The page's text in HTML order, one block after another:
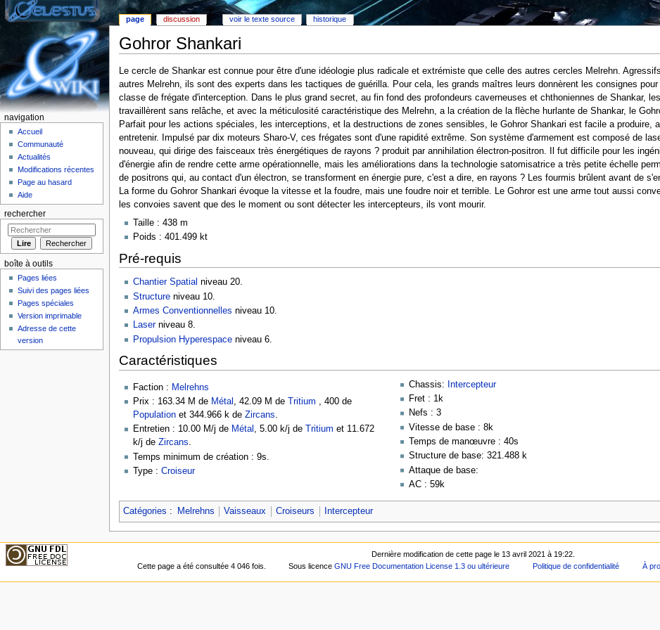
Gohror Shankari
Le cercle de Shankar est connue pour être d'une idéologie plus radicale et extrémiste que celle des autres cercles Melrehn.
autres Melrehn, ils sont des experts dans les tactiques de guérilla. Pour cela, les grands maîtres leurs donnèrent les consignes
classe de frégate d'interception. Dans le plus grand secret, au fin fond des profondeurs caverneuses et chthoniennes de Shankar,
travaillèrent sans relâche, et avec la méticulosité caractéristique des Melrehn, a la création de la flèche hurlante de Shankar, le
Parfait pour les actions spéciales, les interceptions, et la destructions de zones sensibles, le Gohror Shankari est facile a produire,
entretenir. Impulsé par dix moteurs Sharo-V, ces frégates sont d'une rapidité extrême. Son système d'armement est composé de
nouveau, qui dirige des faisceaux très énergétiques de rayons ? produit par annihilation électron-positron. Il fut difficile pour les
d'énergie afin de rendre cette arme opérationnelle, mais les améliorations dans la technologie satomisatrice a très petite échelle
de positrons qui, au contact d'un électron, se transforment en énergie pure, c'est a dire, en rayons ? Les fourmis brûlent avant de
La forme du Gohror Shankari évoque la vitesse et la foudre, mais une foudre noir et terrible. Le Gohror est une arme tout aussi
les convoies savent que des le moment ou sont détecter les intercepteurs, ils vont mourir.
Taille : 438 m
Poids : 401.499 kt
Pré-requis
Chantier Spatial niveau 20.
Structureniveau 10.
Armes Conventionnelles niveau 10.
Laserniveau 8.
Propulsion Hyperespaceniveau 6.
Caractéristiques
Faction : Melrehns
Prix : 163.34 M de Métal , 42.09 M de Tritium , 400 de
Populationet 344.966 k de Zircans.
Entretien : 10.00 M/j de Métal , 5.00 k/j de Tritium et 11.672
k/j de Zircans.
Temps minimum de création : 9s.
Type : Croiseur
Chassis:
Intercepteur
Fret : 1k
Nefs : 3
Vitesse de base : 8k
Temps de manœuvre : 40s
Structure de base: 321.488 k
Attaque de base:
AC : 59k
Catégories : Melrehns Vaisseaux Croiseurs Intercepteur
page discussion voir le texte source historique
navigation
Accueil
Communauté
Actualités
Modifications récentes
Page au hasard
Aide
rechercher
boîte à outils
Pages liées
Suivi des pages liées
Pages spéciales
Version imprimable
Adresse de cette
version
Dernière modification de cette page le 13 avril 2021 à 19:22.
Cette page a été consultée 4 046 fois.
Sous licenceGNU Free Documentation License 1.3 ou ultérieure Politique de confidentialité À